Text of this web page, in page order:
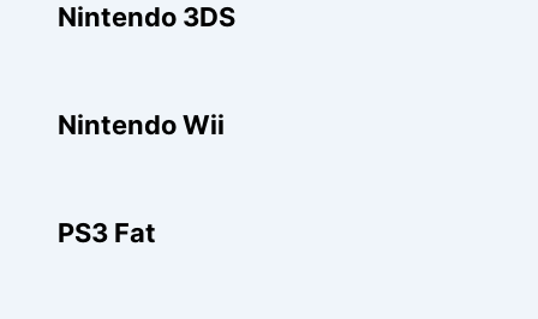
Nintendo 3DS
Nintendo Wii
PS3 Fat